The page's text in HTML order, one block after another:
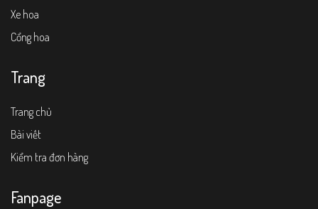
Xe hoa
Cổng hoa
Trang
Trang chủ
Bài viết
Kiểm tra đơn hàng
Fanpage